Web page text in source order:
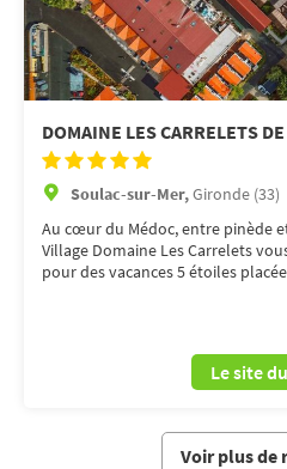
DOMAINE LES CARRELETS
Soulac-sur-Mer,Gironde (33)
Au cœur du Médoc, entre pinède
Village Domaine Les Carrelets
pour des vacances 5 étoiles
Le site
Voir plus de